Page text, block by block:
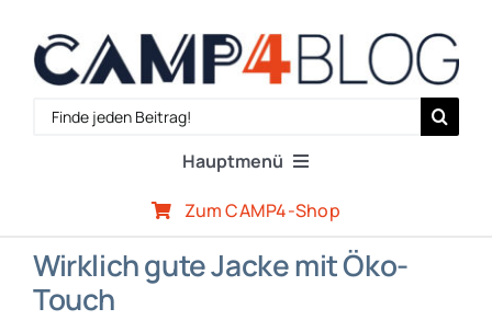
Inhalt
springen
Search
Hauptmenü
Reiseberichte
Zum CAMP4-Shop
Wirklich gute Jacke mit Öko-
Touch